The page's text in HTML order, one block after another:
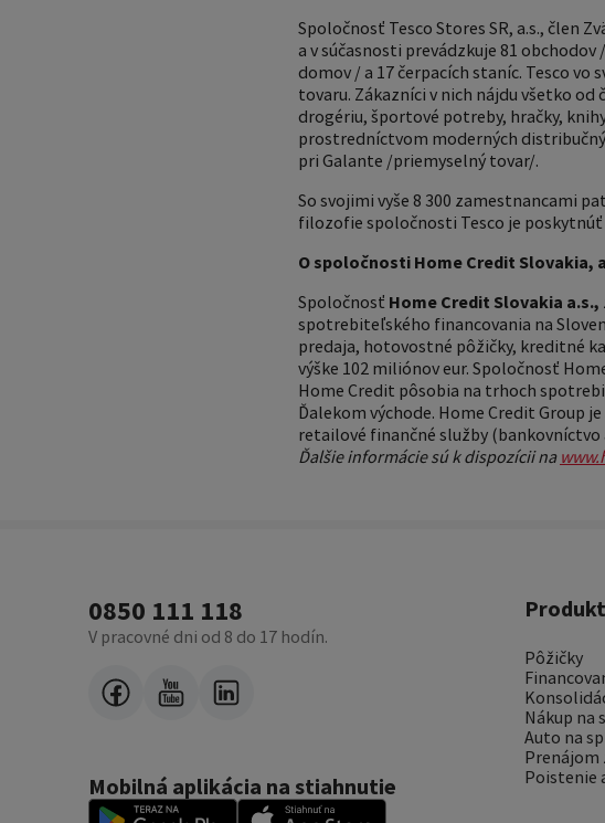
Spoločnosť Tesco Stores SR, a.s., člen
a v súčasnosti prevádzkuje 81
domov / a 17 čerpacích staníc. Tesco
tovaru. Zákazníci v nich nájdu všetko
drogériu, športové potreby, hračky,
prostredníctvom moderných
pri Galante /priemyselný tovar/.
So svojimi vyše 8 300 zamestnancami
filozofie spoločnosti Tesco je
O spoločnosti Home Credit Slovakia,
Spoločnosť Home Credit Slovakia a.s.,
spotrebiteľského financovania na
predaja, hotovostné pôžičky, kreditné
výške 102 miliónov eur. Spoločnosť
Home Credit pôsobia na trhoch
Ďalekom východe. Home Credit Group
retailové finančné služby
Ďalšie informácie sú k dispozícii na
0850 111 118
V pracovné dni od 8 do 17 hodín.
Mobilná aplikácia na stiahnutie
Pôžičky
Nákup na
Auto na
Prenájom
Poistenie